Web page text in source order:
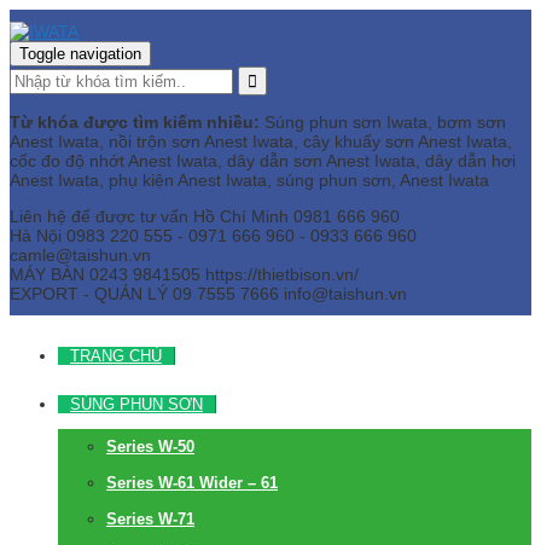
Toggle navigation
Từ khóa được tìm kiếm nhiều: Súng phun sơn Iwata, bơm sơn
Anest Iwata, nồi trộn sơn Anest Iwata, cây khuấy sơn Anest Iwata,
cốc đo độ nhớt Anest Iwata, dây dẫn sơn Anest Iwata, dây dẫn hơi
Anest Iwata, phụ kiện Anest Iwata, súng phun sơn, Anest Iwata
Liên hệ để được tư vấn Hồ Chí Minh 0981 666 960
Hà Nội 0983 220 555 - 0971 666 960 - 0933 666 960
camle@taishun.vn
MÁY BÀN 0243 9841505 https://thietbison.vn/
EXPORT - QUẢN LÝ 09 7555 7666 info@taishun.vn
TRANG CHỦ
SÚNG PHUN SƠN
Series W-50
Series W-61 Wider – 61
Series W-71